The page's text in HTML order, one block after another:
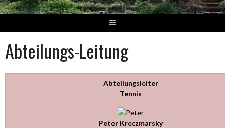
Abteilungs-Leitung
Abteilungsleiter
Tennis
Peter Kreczmarsky